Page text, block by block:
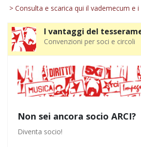
> Consulta e scarica qui il vademecum e
I vantaggi del
Convenzioni per soci e circoli
Non sei ancora socio ARCI?
Diventa socio!